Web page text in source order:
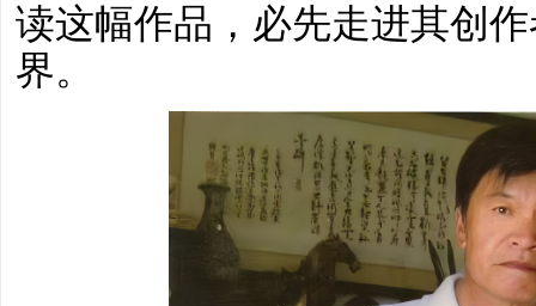
读这幅作品，必先走进其创
界。